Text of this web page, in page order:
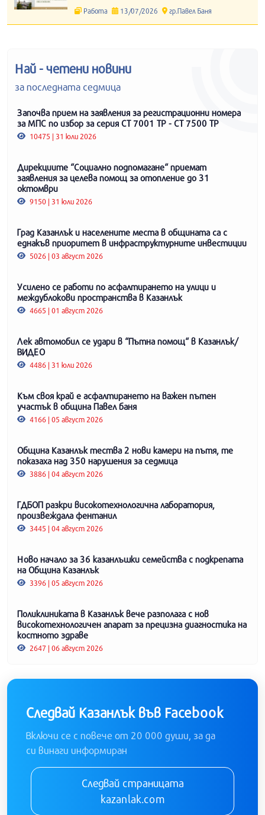
Работа 13/07/2026 гр.Павел Баня
Най - четени новини
за последната седмица
Започва прием на заявления за регистрационни номера
за МПС по избор за серия СТ 7001 ТР - СТ 7500 ТР
10475 | 31 юли 2026
Дирекциите “Социално подпомагане“ приемат
заявления за целева помощ за отопление до 31
октомври
9150 | 31 юли 2026
Град Казанлък и населените места в общината са с
еднакъв приоритет в инфраструктурните инвестиции
5026 | 03 август 2026
Усилено се работи по асфалтирането на улици и
междублокови пространства в Казанлък
4665 | 01 август 2026
Лек автомобил се удари в “Пътна помощ“ в Казанлък/
ВИДЕО
4486 | 31 юли 2026
Към своя край е асфалтирането на важен пътен
участък в община Павел баня
4166 | 05 август 2026
Община Казанлък тества 2 нови камери на пътя, те
показаха над 350 нарушения за седмица
3886 | 04 август 2026
ГДБОП разкри високотехнологична лаборатория,
произвеждала фентанил
3445 | 04 август 2026
Ново начало за 36 казанлъшки семейства с подкрепата
на Община Казанлък
3396 | 05 август 2026
Поликлиниката в Казанлък вече разполага с нов
високотехнологичен апарат за прецизна диагностика на
костното здраве
2647 | 06 август 2026
Следвай Казанлък във Facebook
Включи се с повече от 20 000 души, за да
си винаги информиран
Следвай страницата
kazanlak.com